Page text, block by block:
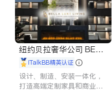
纽约贝拉奢华公司 BELL
A LUXE
iTalkBB精英认证
设计、制造、安装一体化，
打造高端定制家具和商业空